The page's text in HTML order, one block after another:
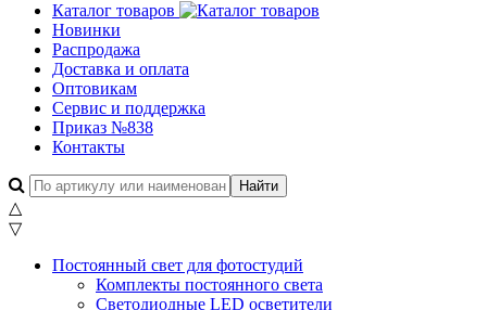
Каталог товаров
Новинки
Распродажа
Доставка и оплата
Оптовикам
Сервис и поддержка
Приказ №838
Контакты
△
▽
Постоянный свет для фотостудий
Комплекты постоянного света
Светодиодные LED осветители